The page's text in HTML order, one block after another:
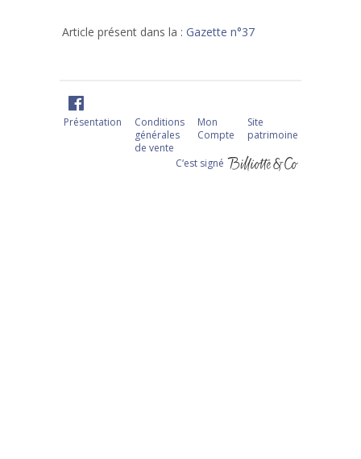
Article présent dans la : Gazette n°37
Présentation
Conditions
générales
de vente
Mon
Compte
Site
patrimoine
C‘est signé